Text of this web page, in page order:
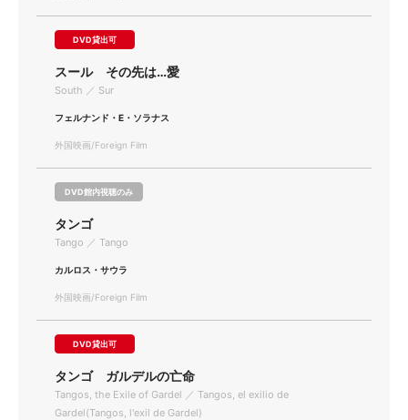
DVD貸出可
スール その先は…愛
South ／ Sur
フェルナンド・E・ソラナス
外国映画/Foreign Film
DVD館内視聴のみ
タンゴ
Tango ／ Tango
カルロス・サウラ
外国映画/Foreign Film
DVD貸出可
タンゴ ガルデルの亡命
Tangos, the Exile of Gardel ／ Tangos, el exilio de
Gardel(Tangos, l'exil de Gardel)